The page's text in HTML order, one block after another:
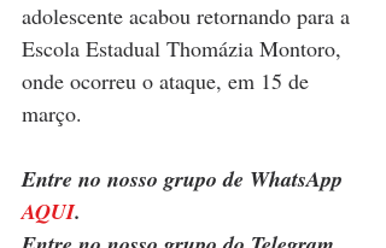
adolescente acabou retornando para a
Escola Estadual Thomázia Montoro,
onde ocorreu o ataque, em 15 de
março.
Entre no nosso grupo de WhatsApp
AQUI.